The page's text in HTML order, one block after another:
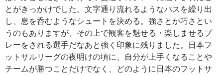
とがきっかけでした。文字通り流れるようなパスを繰り出
し、息を呑むようなシュートを決める。強さとか巧さとい
うのもありますが、その上で観客を魅せる・楽しませるプ
レーをされる選手だなあと強く印象に残りました。日本フ
ットサルリーグの夜明けの頃に、自分が上手くなることや
チームが勝つことだけでなく、どのように日本のフットサ